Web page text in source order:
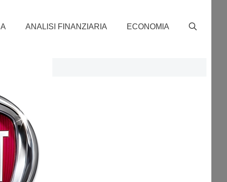
ANALISI FINANZIARIA ECONOMIA